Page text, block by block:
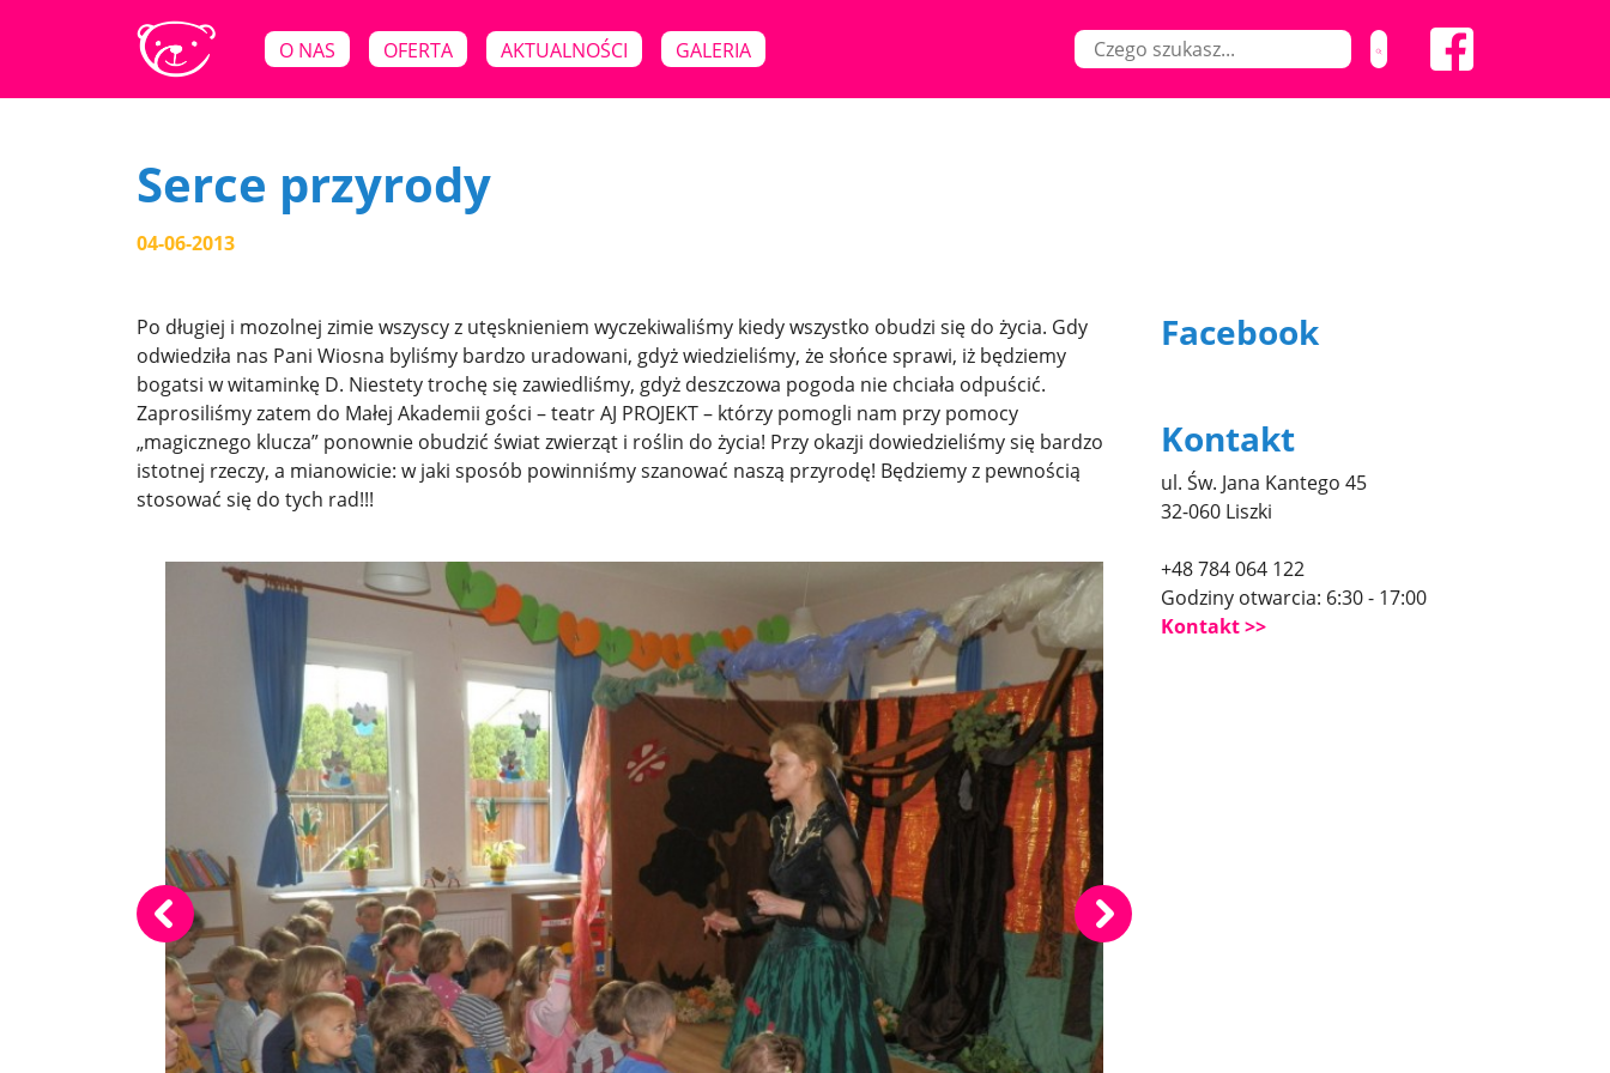
O NAS OFERTA AKTUALNOŚCI GALERIA
Serce przyrody
04-06-2013
Po długiej i mozolnej zimie wszyscy z utęsknieniem wyczekiwaliśmy kiedy wszystko obudzi się do życia. Gdy
odwiedziła nas Pani Wiosna byliśmy bardzo uradowani, gdyż wiedzieliśmy, że słońce sprawi, iż będziemy
bogatsi w witaminkę D. Niestety trochę się zawiedliśmy, gdyż deszczowa pogoda nie chciała odpuścić.
Zaprosiliśmy zatem do Małej Akademii gości – teatr AJ PROJEKT – którzy pomogli nam przy pomocy
„magicznego klucza” ponownie obudzić świat zwierząt i roślin do życia! Przy okazji dowiedzieliśmy się bardzo
istotnej rzeczy, a mianowicie: w jaki sposób powinniśmy szanować naszą przyrodę! Będziemy z pewnością
stosować się do tych rad!!!
Facebook
Kontakt
ul. Św. Jana Kantego 45
32-060 Liszki
+48 784 064 122
Godziny otwarcia: 6:30 - 17:00
Kontakt